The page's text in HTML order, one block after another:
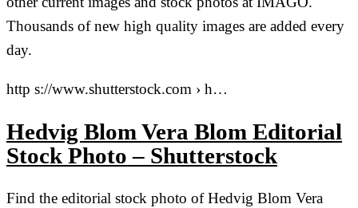
Thousands of new high quality images are added every
day.
http s://www.shutterstock.com › h…
Hedvig Blom Vera Blom Editorial
Stock Photo – Shutterstock
Find the editorial stock photo of Hedvig Blom Vera